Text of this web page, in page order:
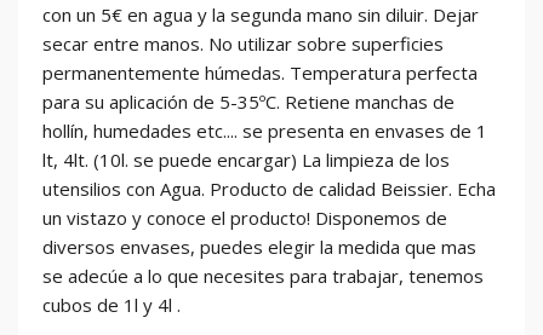
con un 5€ en agua y la segunda mano sin diluir. Dejar
secar entre manos. No utilizar sobre superficies
permanentemente húmedas. Temperatura perfecta
para su aplicación de 5-35ºC. Retiene manchas de
hollín, humedades etc.... se presenta en envases de 1
lt, 4lt. (10l. se puede encargar) La limpieza de los
utensilios con Agua. Producto de calidad Beissier. Echa
un vistazo y conoce el producto! Disponemos de
diversos envases, puedes elegir la medida que mas
se adecúe a lo que necesites para trabajar, tenemos
cubos de 1l y 4l .